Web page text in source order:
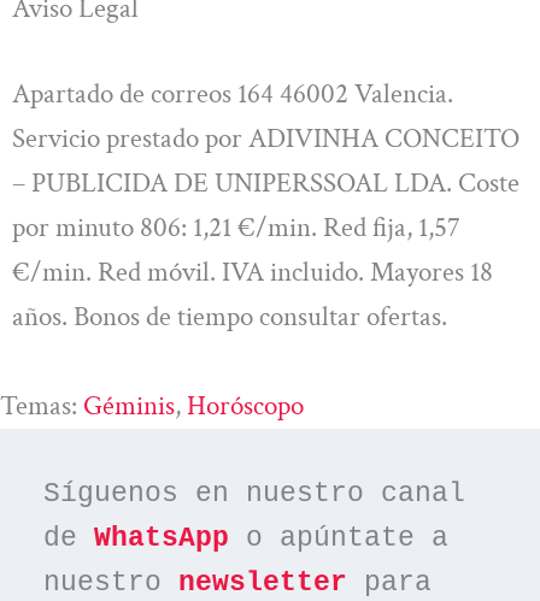
Aviso Legal
Apartado de correos 164 46002 Valencia.
Servicio prestado por ADIVINHA CONCEITO
– PUBLICIDA DE UNIPERSSOAL LDA. Coste
por minuto 806: 1,21 €/min. Red fija, 1,57
€/min. Red móvil. IVA incluido. Mayores 18
años. Bonos de tiempo consultar ofertas.
Temas: Géminis, Horóscopo
Síguenos en nuestro canal
de WhatsApp o apúntate a
nuestro newsletter para